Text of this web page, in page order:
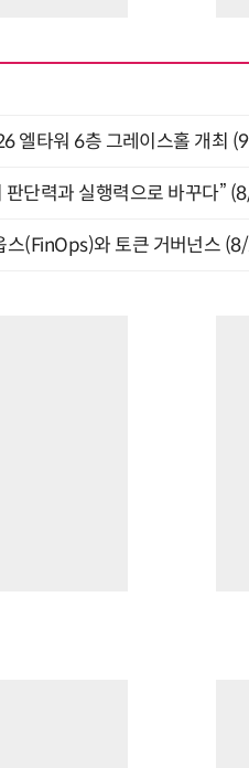
엘타워 6층 그레이스홀 개최
판단력과 실행력으로 바꾸다”
스(FinOps)와 토큰 거버넌스